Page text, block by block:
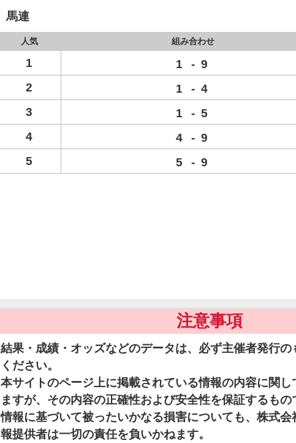
馬連
人気 組み合わせ
1 1 - 9
2
1 - 4
3
1 - 5
4
4 - 9
5
5 - 9
注意事項
結果・成績・オッズなどのデータは、必ず主催者発行
ください。
本サイトのページ上に掲載されている情報の内容に関し
ますが、その内容の正確性および安全性を保証するも
情報に基づいて被ったいかなる損害についても、株式
報提供者は一切の責任を負いかねます。